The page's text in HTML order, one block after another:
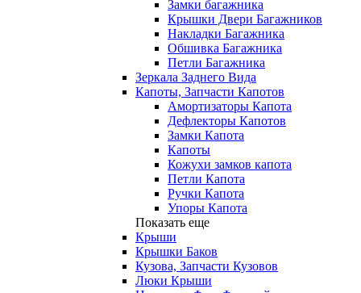
Замки багажника
Крышки Двери Багажников
Накладки Багажника
Обшивка Багажника
Петли Багажника
Зеркала Заднего Вида
Капоты, Запчасти Капотов
Амортизаторы Капота
Дефлекторы Капотов
Замки Капота
Капоты
Кожухи замков капота
Петли Капота
Ручки Капота
Упоры Капота
Показать еще
Крыши
Крышки Баков
Кузова, Запчасти Кузовов
Люки Крыши